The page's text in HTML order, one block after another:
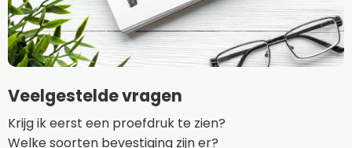
Veelgestelde vragen
Krijg ik eerst een proefdruk te zien?
Welke soorten bevestiging zijn er?